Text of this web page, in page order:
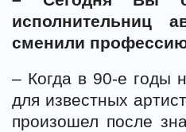
исполнительниц
сменили
– Когда в 90-е годы
для известных
произошел после